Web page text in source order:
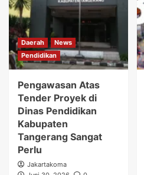
Daerah
News
Pendidikan
Pengawasan Atas
Tender Proyek di
Dinas Pendidikan
Kabupaten
Tangerang Sangat
Perlu
Jakartakoma